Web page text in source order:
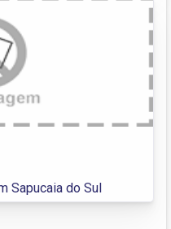
Sapucaia do Sul